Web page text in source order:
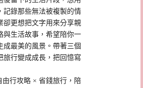
記錄那些無法被複製的情
卻更想把文字用來分享親
與生活故事，希望陪你一
成最美的風景。帶著三個
旅行變成成長，把回憶寫
由行攻略 × 省錢旅行，陪